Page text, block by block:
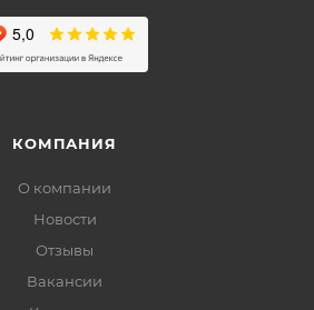
КОМПАНИЯ
О компании
Новости
Отзывы
Вакансии